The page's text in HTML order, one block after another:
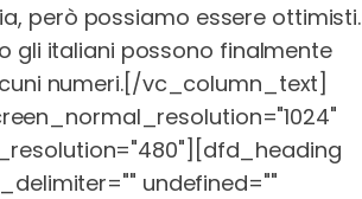
però possiamo essere ottimisti.
gli italiani possono finalmente
numeri.[/vc_column_text]
undefined=""